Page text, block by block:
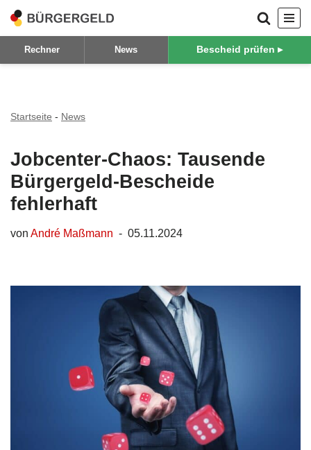
Zum
Inhalt
Rechner News Bescheid prüfen ▸
Startseite - News
Jobcenter-Chaos: Tausende
Bürgergeld-Bescheide
fehlerhaft
von André Maßmann 05.11.2024